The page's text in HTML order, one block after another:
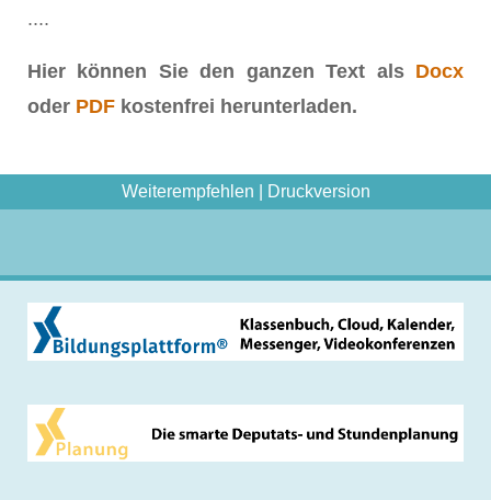
....
Hier können Sie den ganzen Text als Docx
oder PDF kostenfrei herunterladen.
Weiterempfehlen Druckversion